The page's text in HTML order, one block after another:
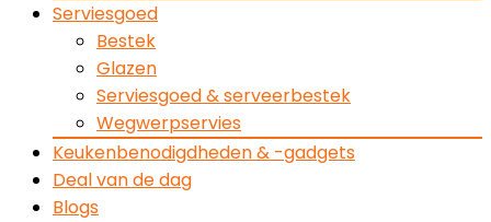
Serviesgoed
Bestek
Glazen
Serviesgoed & serveerbestek
Wegwerpservies
Keukenbenodigdheden & -gadgets
Deal van de dag
Blogs